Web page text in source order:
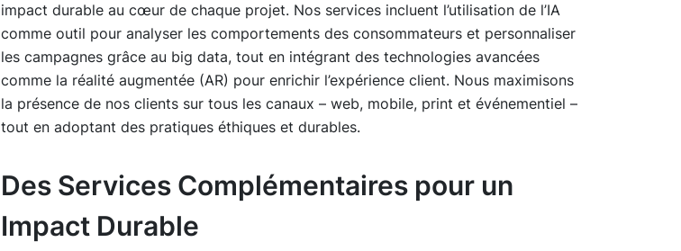
impact durable au cœur de chaque projet. Nos services incluent l’utilisation de l’IA
comme outil pour analyser les comportements des consommateurs et personnaliser
les campagnes grâce au big data, tout en intégrant des technologies avancées
comme la réalité augmentée (AR) pour enrichir l’expérience client. Nous maximisons
la présence de nos clients sur tous les canaux – web, mobile, print et événementiel –
tout en adoptant des pratiques éthiques et durables.
Des Services Complémentaires pour un
Impact Durable